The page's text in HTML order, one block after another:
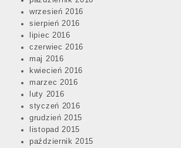
wrzesień 2016
sierpień 2016
lipiec 2016
czerwiec 2016
maj 2016
kwiecień 2016
marzec 2016
luty 2016
styczeń 2016
grudzień 2015
listopad 2015
październik 2015